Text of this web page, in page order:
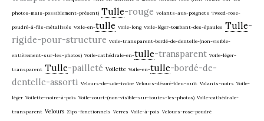
photos-mais-possiblement-présent) Tulle-rouge Volants-aux-poignets Tweed-rose-
poudré-à-fils-métallisés Voile-en-tulle Voile-long Voile-léger-tombant-des-épaules Tulle-
rigide-pour-structure Voile-transparent-bordé-de-dentelle-(non-visible-
entièrement-sur-les-photos) Voile-cathédrale-en-tulle-transparent Voile-léger-
transparent Tulle-pailleté Voilette Voile-en-tulle-bordé-de-
dentelle-assorti Velours-de-soie-ivoire Velours-dévoré-bleu-nuit Volants-noirs Voile-
léger Voilette-noire-à-pois Voile-court-(non-visible-sur-toutes-les-photos) Voile-cathédrale-
transparent Velours Zips-fonctionnels Verres Voile-à-pois Velours-rose-poudré